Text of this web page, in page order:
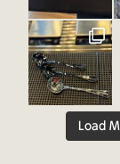
Load